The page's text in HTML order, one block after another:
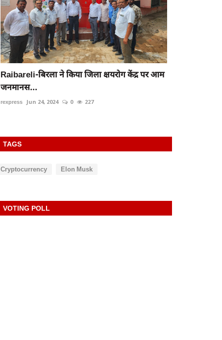
Raibareli-बिरला ने किया जिला क्षयरोग केंद्र पर आम
जनमानस...
rexpress Jun 24, 2024 0 227
TAGS
Cryptocurrency Elon Musk
VOTING POLL